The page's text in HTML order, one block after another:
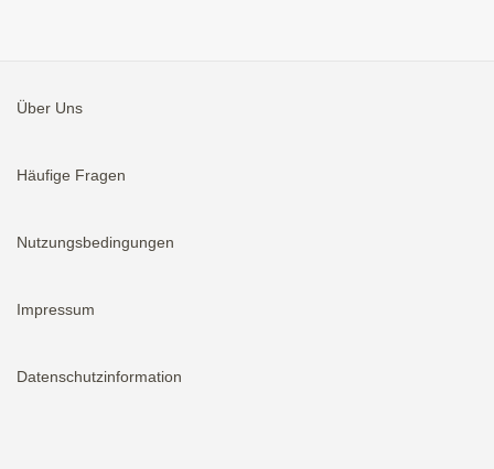
Über Uns
Häufige Fragen
Nutzungsbedingungen
Impressum
Datenschutzinformation